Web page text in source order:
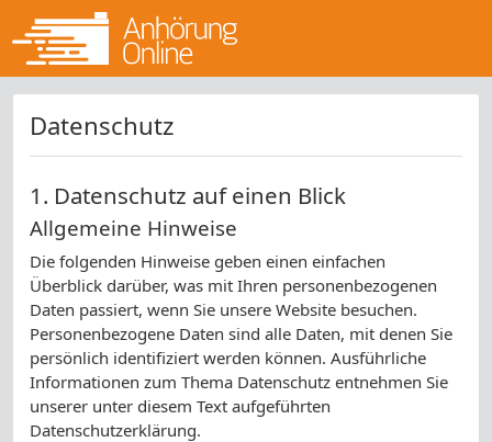
Datenschutz
1. Datenschutz auf einen Blick
Allgemeine Hinweise
Die folgenden Hinweise geben einen einfachen
Überblick darüber, was mit Ihren personenbezogenen
Daten passiert, wenn Sie unsere Website besuchen.
Personenbezogene Daten sind alle Daten, mit denen Sie
persönlich identifiziert werden können. Ausführliche
Informationen zum Thema Datenschutz entnehmen Sie
unserer unter diesem Text aufgeführten
Datenschutzerklärung.